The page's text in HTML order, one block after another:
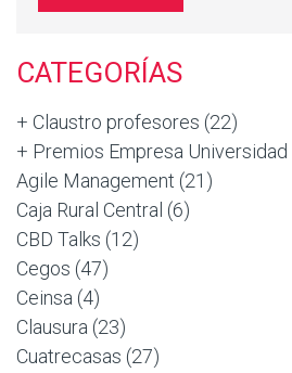
CATEGORÍAS
+ Claustro profesores (22)
+ Premios Empresa Universidad
Agile Management (21)
Caja Rural Central (6)
CBD Talks (12)
Cegos (47)
Ceinsa (4)
Clausura (23)
Cuatrecasas (27)